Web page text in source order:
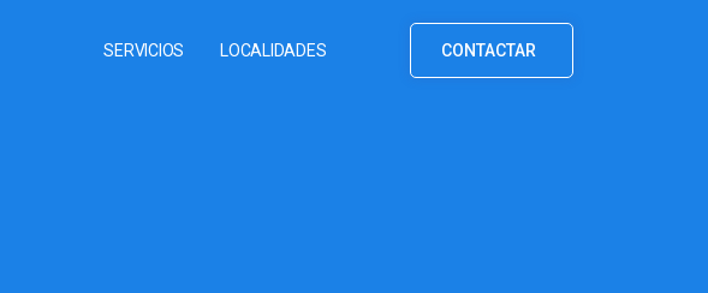
SERVICIOS LOCALIDADES CONTACTAR